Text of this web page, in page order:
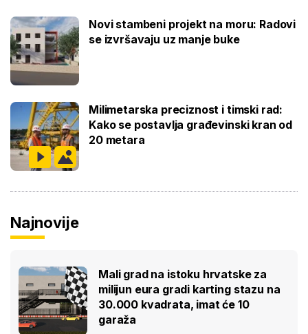
Novi stambeni projekt na moru: Radovi
se izvršavaju uz manje buke
Milimetarska preciznost i timski rad:
Kako se postavlja građevinski kran od
20 metara
Najnovije
Mali grad na istoku hrvatske za
milijun eura gradi karting stazu na
30.000 kvadrata, imat će 10
garaža